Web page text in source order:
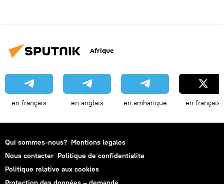
Afrique
en français en anglais en amharique en français
Qui sommes-nous? Mentions legales
Nous contacter Politique de confidentialite
Politique relative aux cookies